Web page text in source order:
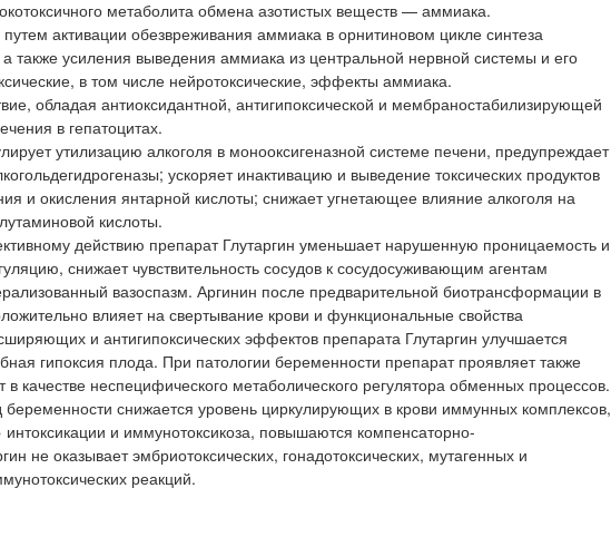
метаболита обмена азотистых веществ — аммиака.
активации обезвреживания аммиака в орнитиновом цикле синтеза
также усиления выведения аммиака из центральной нервной системы и его
в том числе нейротоксические, эффекты аммиака.
обладая антиоксидантной, антигипоксической и мембраностабилизирующей
в гепатоцитах.
утилизацию алкоголя в монооксигеназной системе печени, предупреждает
ускоряет инактивацию и выведение токсических продуктов
и окисления янтарной кислоты; снижает угнетающее влияние алкоголя на
кислоты.
действию препарат Глутаргин уменьшает нарушенную проницаемость и
снижает чувствительность сосудов к сосудосуживающим агентам
вазоспазм. Аргинин после предварительной биотрансформации в
влияет на свертывание крови и функциональные свойства
и антигипоксических эффектов препарата Глутаргин улучшается
гипоксия плода. При патологии беременности препарат проявляет также
в качестве неспецифического метаболического регулятора обменных процессов.
снижается уровень циркулирующих в крови иммунных комплексов,
и иммунотоксикоза, повышаются компенсаторно-
не оказывает эмбриотоксических, гонадотоксических, мутагенных и
реакций.